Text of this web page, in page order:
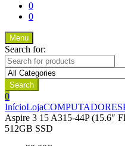
0
0
Menu
Search for:
Search
0
InícioLojaCOMPUTADORES
Aspire 3 15 A315-44P (15.6″
512GB SSD